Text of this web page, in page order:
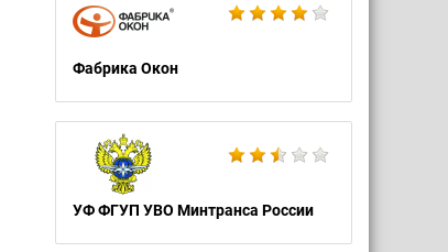
Фабрика Окон
УФ ФГУП УВО Минтранса России